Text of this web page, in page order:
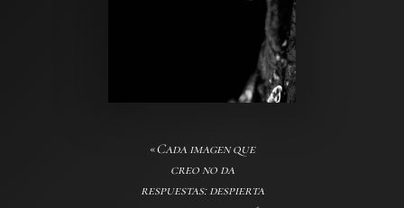
«Cada imagen que
creo no da
respuestas: despierta